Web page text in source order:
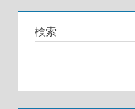
稿
の
ー
事
検索